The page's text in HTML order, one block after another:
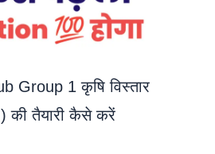
Group 1 कृषि विस्तार
की तैयारी कैसे करें